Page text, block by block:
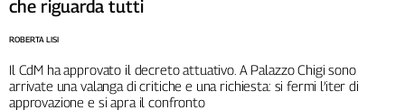
che riguarda tutti
Il CdM ha approvato il decreto attuativo. A Palazzo Chigi sono
arrivate una valanga di critiche e una richiesta: si fermi l’iter di
approvazione e si apra il confronto
ROBERTA LISI